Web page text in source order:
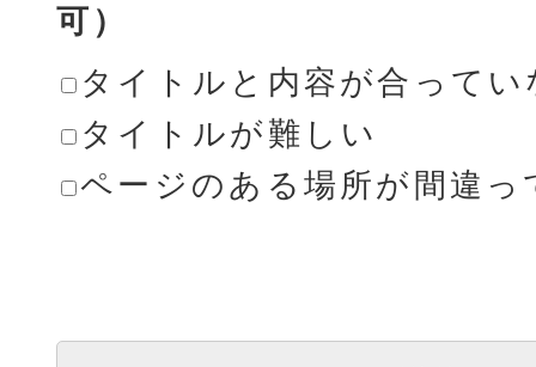
可）
タイトルと内容が合ってい
タイトルが難しい
ページのある場所が間違っ